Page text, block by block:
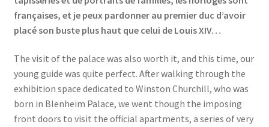
françaises, et je peux pardonner au premier duc d’avoir
placé son buste plus haut que celui de Louis XIV…
The visit of the palace was also worth it, and this time, our
young guide was quite perfect. After walking through the
exhibition space dedicated to Winston Churchill, who was
born in Blenheim Palace, we went though the imposing
front doors to visit the official apartments, a series of very